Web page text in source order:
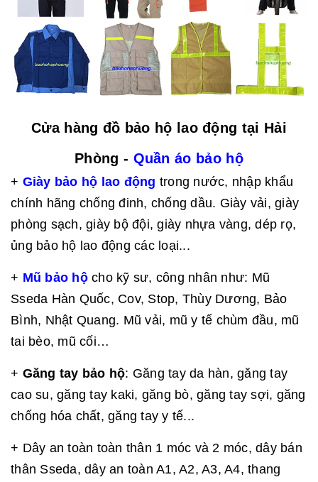
Cửa hàng đồ bảo hộ lao động tại Hải
Phòng - Quần áo bảo hộ
+ Giày bảo hộ lao động trong nước, nhập khẩu
chính hãng chống đinh, chống dầu. Giày vải, giày
phòng sạch, giày bộ đội, giày nhựa vàng, dép rọ,
ủng bảo hộ lao động các loại...
+ Mũ bảo hộcho kỹ sư, công nhân như: Mũ
Sseda Hàn Quốc, Cov, Stop, Thùy Dương, Bảo
Bình, Nhật Quang. Mũ vải, mũ y tế chùm đầu, mũ
tai bèo, mũ cối…
+ Găng tay bảo hộ: Găng tay da hàn, găng tay
cao su, găng tay kaki, găng bò, găng tay sợi, găng
chống hóa chất, găng tay y tế...
+ Dây an toàn toàn thân 1 móc và 2 móc, dây bán
thân Sseda, dây an toàn A1, A2, A3, A4, thang